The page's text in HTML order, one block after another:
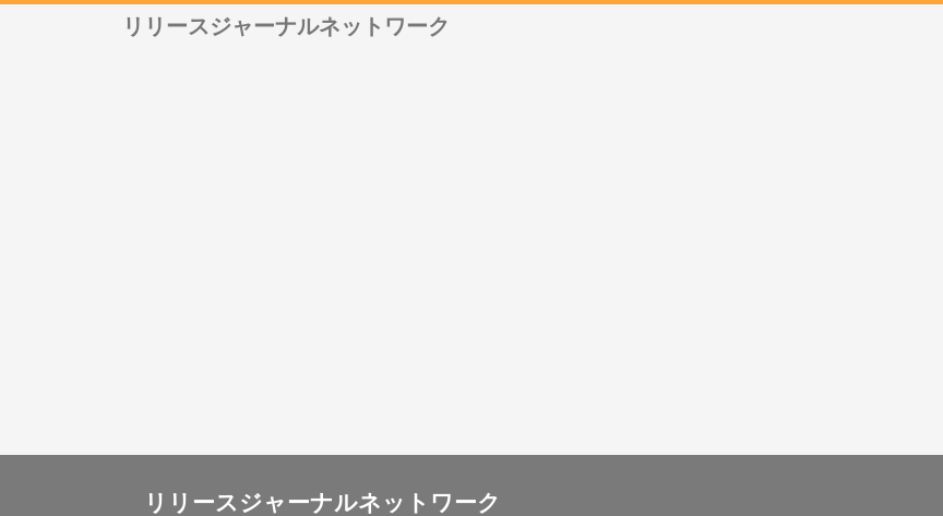
リリースジャーナルネットワーク
リリースジャーナルネットワーク